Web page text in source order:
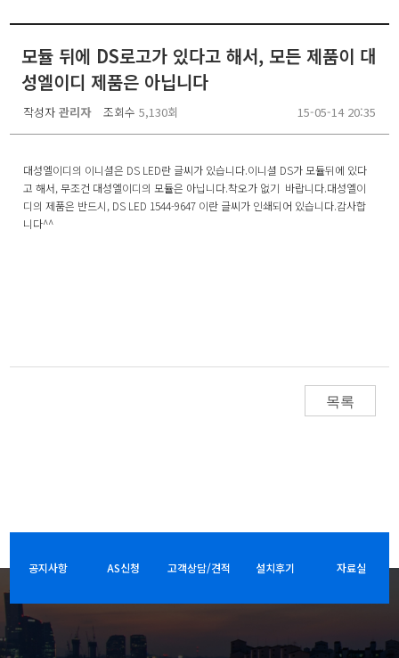
모듈 뒤에 DS로고가 있다고 해서, 모든 제품이 대
성엘이디 제품은 아닙니다
작성자 관리자 조회수 5,130회 15-05-14 20:35
대성엘이디의 이니셜은 DS LED란 글씨가 있습니다.이니셜 DS가 모듈뒤에 있다
고 해서, 무조건 대성엘이디의 모듈은 아닙니다.착오가 없기 바랍니다.대성엘이
디의 제품은 반드시, DS LED 1544-9647 이란 글씨가 인쇄되어 있습니다.감사합
니다^^
목록
공지사항 AS신청 고객상담/견적 설치후기 자료실